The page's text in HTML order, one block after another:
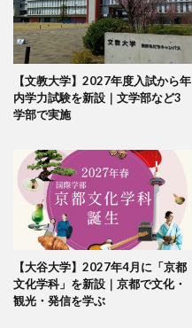
【文教大学】2027年度入試から年
内学力試験を新設｜文学部など3
学部で実施
【大谷大学】2027年4月に「京都
文化学科」を新設｜京都で文化・
観光・発信を学ぶ